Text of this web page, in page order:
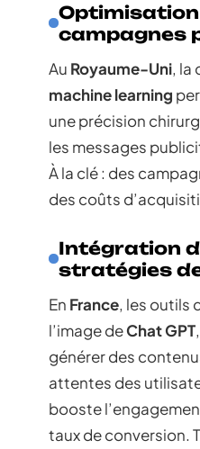
campagnes
Au Royaume-Uni, la
machine learning
une précision
les messages
À la clé : des
des coûts
Intégration
stratégies
En France, les outils
l’image deChat GPT
générer des
attentes des
booste
taux de conversion.